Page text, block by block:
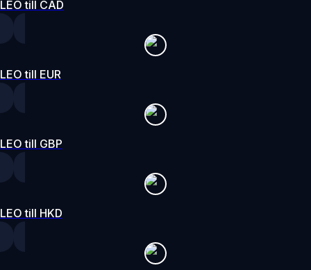
LEO till CAD
LEO till EUR
LEO till GBP
LEO till HKD